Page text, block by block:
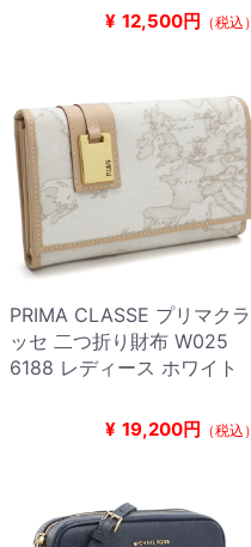
¥ 12,500円 （税込）
PRIMA CLASSE プリマクラ
ッセ 二つ折り財布 W025
6188 レディース ホワイト
¥ 19,200円 （税込）